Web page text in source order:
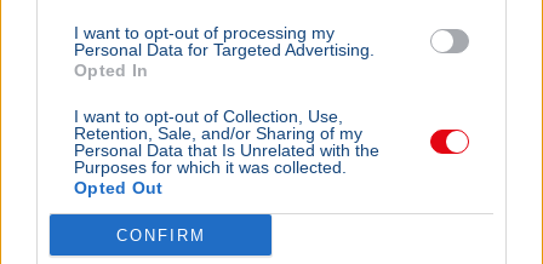
I want to opt-out of processing my
Personal Data for Targeted Advertising.
Opted In
I want to opt-out of Collection, Use,
Retention, Sale, and/or Sharing of my
Personal Data that Is Unrelated with the
Purposes for which it was collected.
Opted Out
CONFIRM